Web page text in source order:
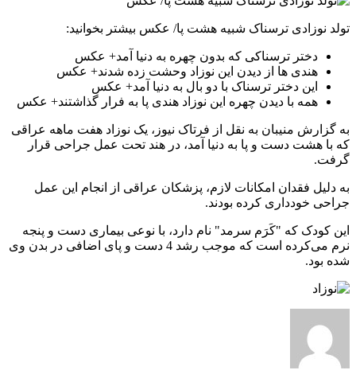
تولد نوزادی ترسناک شبیه هشت پا/ عکس بیشتر بخوانید:
دختر ترسناکی که بدون چهره به دنیا آمد+ عکس
هندی ها از دیدن این نوزاد وحشت زده شدند+ عکس
این دختر ترسناک با دو بال به دنیا آمد+ عکس
همه با دیدن چهره این نوزاد هندی پا به فرار گذاشتند+ عکس
به گزارش منیبان به نقل از فرتاک نیوز، یک نوزاد هفت ماهه عراقی
که با هشت دست و پا به دنیا آمد، در هند تحت عمل جراحی قرار
گرفت.
به دلیل فقدان امکانات لازم، پزشکان عراقی از انجام این عمل
جراحی خودداری کرده بودند.
این کودک که "کَرَم سرمد" نام دارد، با نوعی بیماری دست و پنجه
نرم می‌کرده است که موجب رشد 4 دست و پای اضافی در بدن وی
شده بود.